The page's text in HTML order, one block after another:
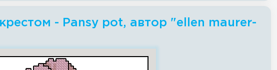
- Pansy pot, автор "ellen maurer-